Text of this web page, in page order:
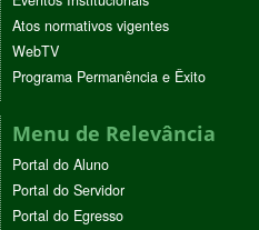
Atos normativos vigentes
WebTV
Programa Permanência e Êxito
Menu de Relevância
Portal do Aluno
Portal do Servidor
Portal do Egresso